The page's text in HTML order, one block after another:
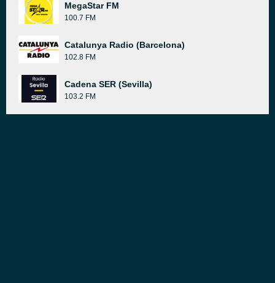
MegaStar FM
100.7 FM
Catalunya Radio (Barcelona)
102.8 FM
Cadena SER (Sevilla)
103.2 FM